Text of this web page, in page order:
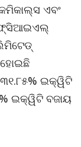
ଏବଂ
ଇକ୍ୱିଟି
ଇକ୍ୱିଟି ବଜାୟ